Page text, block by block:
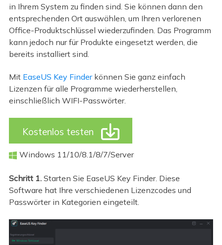
in Ihrem System zu finden sind. Sie können dann den
entsprechenden Ort auswählen, um Ihren verlorenen
Office-Produktschlüssel wiederzufinden. Das Programm
kann jedoch nur für Produkte eingesetzt werden, die
bereits installiert sind.
Mit EaseUS Key Finderkönnen Sie ganz einfach
Lizenzen für alle Programme wiederherstellen,
einschließlich WIFI-Passwörter.
Kostenlos testen 
 Windows 11/10/8.1/8/7/Server
Schritt 1.Starten Sie EaseUS Key Finder. Diese
Software hat Ihre verschiedenen Lizenzcodes und
Passwörter in Kategorien eingeteilt.